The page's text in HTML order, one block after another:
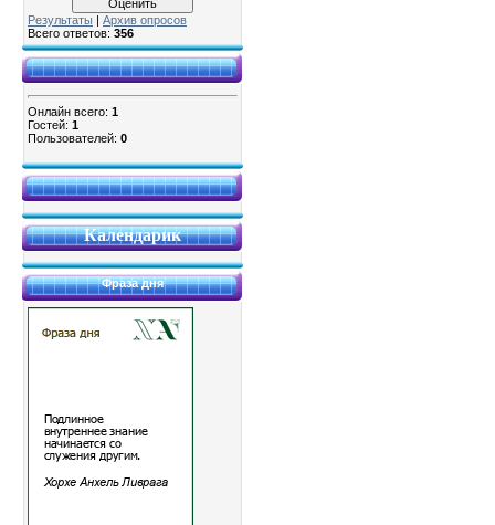
Результаты | Архив опросов
Всего ответов: 356
Онлайн всего: 1
Гостей: 1
Пользователей: 0
Календарик
Фраза дня